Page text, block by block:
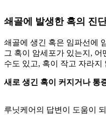
쇄골에 발생한 혹의 진
쇄골에 생긴 혹은 임파선에
그 혹이 암세포가 있는지,
수도 있고, 혹이 작고 자라지
새로 생긴 혹이 커지거나 통
루닛케어의 답변이 도움이